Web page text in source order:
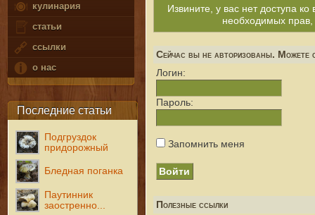
кулинария
статьи
ссылки
о нас
Последние статьи
Подгруздок
придорожный
Бледная поганка
Паутинник
заостренно...
Извините, у вас нет доступа
необходимых прав,
Сейчас вы не авторизованы. Можете
Логин:
Пароль:
Запомнить меня
Полезные ссылки